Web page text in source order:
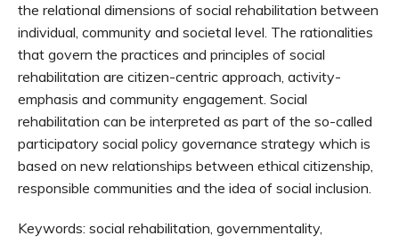
the relational dimensions of social rehabilitation between
individual, community and societal level. The rationalities
that govern the practices and principles of social
rehabilitation are citizen-centric approach, activity-
emphasis and community engagement. Social
rehabilitation can be interpreted as part of the so-called
participatory social policy governance strategy which is
based on new relationships between ethical citizenship,
responsible communities and the idea of social inclusion.
Keywords: social rehabilitation, governmentality,